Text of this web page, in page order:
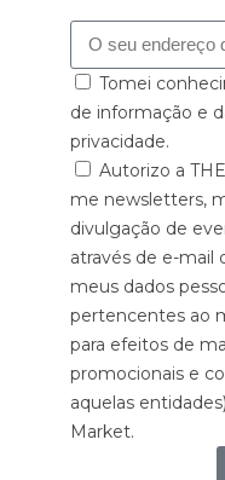
Tomei
de informação e
privacidade.
Autorizo a
me newsletters,
divulgação de
através de e-mail
meus dados
pertencentes ao
para efeitos de
promocionais e
aquelas
Market.